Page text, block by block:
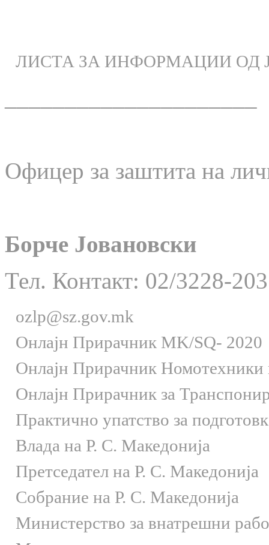
ЛИСТА ЗА ИНФОРМАЦИИ ОД
Офицер за заштита на
Борче Јовановски
Тел. Контакт: 02/3228-203
ozlp@sz.gov.mk
Онлaјн Прирачник MK/SQ- 2020
Онлаjн Прирачник Номотехники
Онлаjн Прирачник за
Практично упатство за
Влада на Р. С. Македонија
Претседател на Р. С. Македонија
Собрание на Р. С. Македонија
Министерство за внатрешни